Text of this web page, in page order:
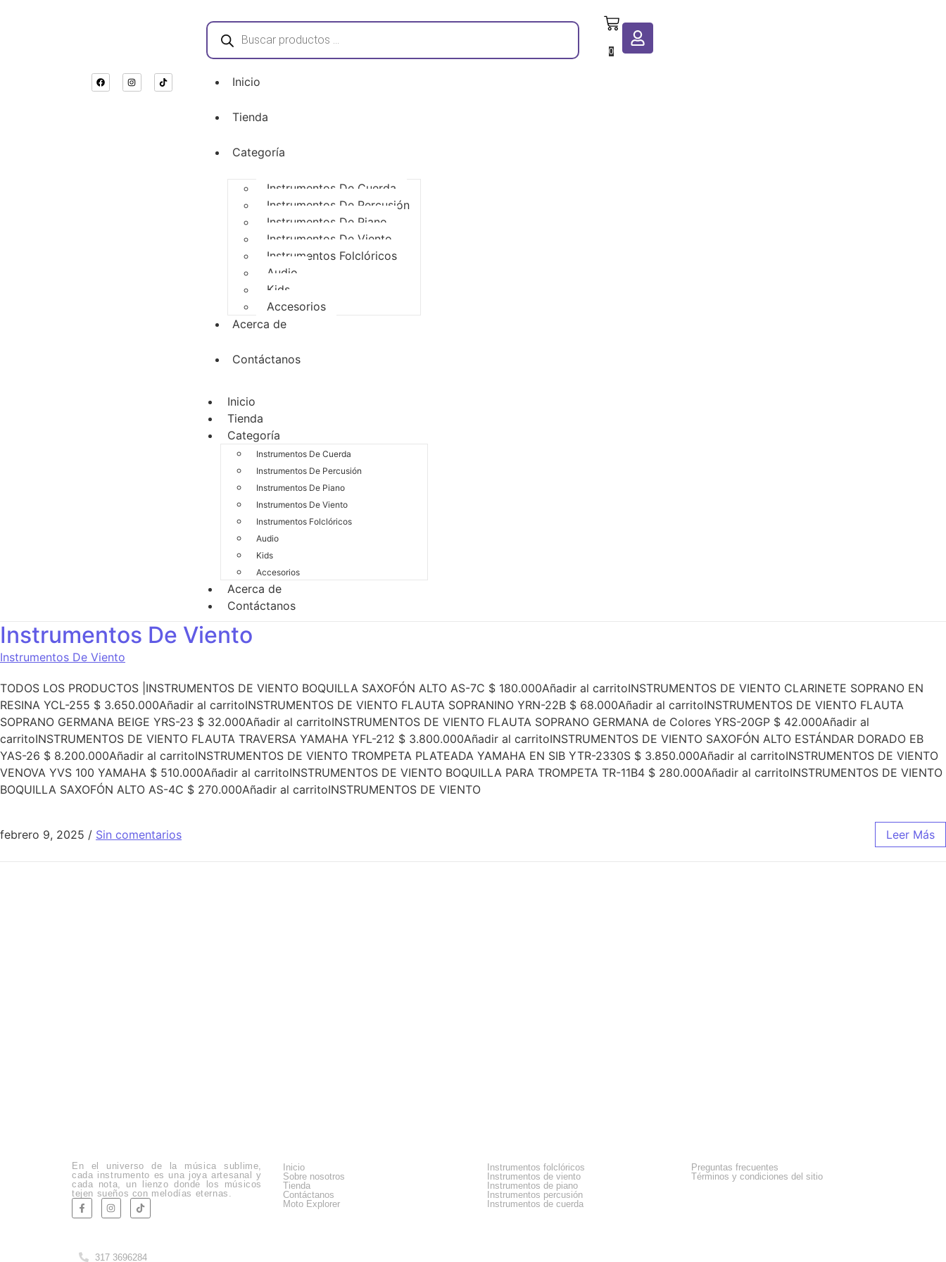
0
Inicio
Tienda
Categoría
Instrumentos De Cuerda
Instrumentos De Percusión
Instrumentos De Piano
Instrumentos De Viento
Instrumentos Folclóricos
Audio
Kids
Accesorios
Acerca de
Contáctanos
Inicio
Tienda
Categoría
Instrumentos De Cuerda
Instrumentos De Percusión
Instrumentos De Piano
Instrumentos De Viento
Instrumentos Folclóricos
Audio
Kids
Accesorios
Acerca de
Contáctanos
Instrumentos De Viento
Instrumentos De Viento
TODOS LOS PRODUCTOS |INSTRUMENTOS DE VIENTO BOQUILLA SAXOFÓN ALTO AS-7C $ 180.000Añadir al carritoINSTRUMENTOS DE VIENTO CLARINETE SOPRANO EN
RESINA YCL-255 $ 3.650.000Añadir al carritoINSTRUMENTOS DE VIENTO FLAUTA SOPRANINO YRN-22B $ 68.000Añadir al carritoINSTRUMENTOS DE VIENTO FLAUTA
SOPRANO GERMANA BEIGE YRS-23 $ 32.000Añadir al carritoINSTRUMENTOS DE VIENTO FLAUTA SOPRANO GERMANA de Colores YRS-20GP $ 42.000Añadir al
carritoINSTRUMENTOS DE VIENTO FLAUTA TRAVERSA YAMAHA YFL-212 $ 3.800.000Añadir al carritoINSTRUMENTOS DE VIENTO SAXOFÓN ALTO ESTÁNDAR DORADO EB
YAS-26 $ 8.200.000Añadir al carritoINSTRUMENTOS DE VIENTO TROMPETA PLATEADA YAMAHA EN SIB YTR-2330S $ 3.850.000Añadir al carritoINSTRUMENTOS DE VIENTO
VENOVA YVS 100 YAMAHA $ 510.000Añadir al carritoINSTRUMENTOS DE VIENTO BOQUILLA PARA TROMPETA TR-11B4 $ 280.000Añadir al carritoINSTRUMENTOS DE VIENTO
BOQUILLA SAXOFÓN ALTO AS-4C $ 270.000Añadir al carritoINSTRUMENTOS DE VIENTO
febrero 9, 2025 / Sin comentarios Leer Más
En el universo de la música sublime,
cada instrumento es una joya artesanal y
cada nota, un lienzo donde los músicos
tejen sueños con melodías eternas.
Inicio
Sobre nosotros
Tienda
Contáctanos
Moto Explorer
Instrumentos folclóricos
Instrumentos de viento
Instrumentos de piano
Instrumentos percusión
Instrumentos de cuerda
Preguntas frecuentes
Términos y condiciones del sitio
317 3696284